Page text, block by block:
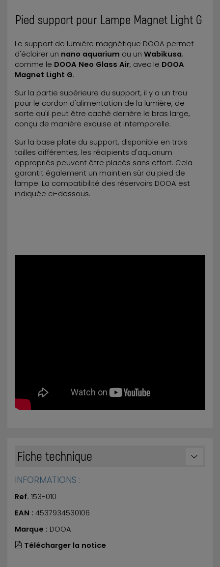
Pied support pour Lampe Magnet Light G
Le support de lumière magnétique DOOA permet
d'éclairer un nano aquarium ou un Wabikusa,
comme le DOOA Neo Glass Air, avec le DOOA
Magnet Light G.
Sur la partie supérieure du support, il y a un trou
pour le cordon d'alimentation de la lumière, de
sorte qu'il peut être caché derrière le bras large,
conçu de manière exquise et intemporelle.
Sur la base plate du support, disponible en trois
tailles différentes, les récipients d'aquarium
appropriés peuvent être placés sans effort. Cela
garantit également un maintien sûr du pied de
lampe. La compatibilité des réservoirs DOOA est
indiquée ci-dessous.
Fiche technique
INFORMATIONS :
Ref. 153-010
EAN : 4537934530106
Marque : DOOA
Télécharger la notice